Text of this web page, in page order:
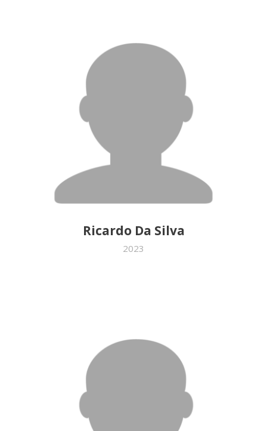
Ricardo Da Silva
2023